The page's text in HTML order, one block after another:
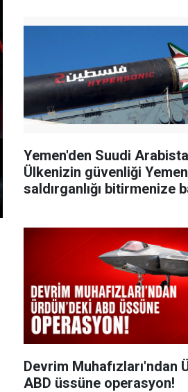
Yemen'den Suudi
Ülkenizin güvenliği
saldırganlığı bitirmenize
Devrim Muhafızları'ndan
ABD üssüne operasyon!